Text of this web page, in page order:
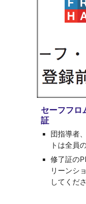
セーフフロ
証
団指導者
トは全員
修了証の
リーンシ
してくださ